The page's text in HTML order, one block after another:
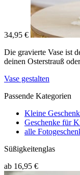
34,95 €
Die gravierte Vase ist
deinen Osterstrauß
Vase gestalten
Passende Kategorien
Kleine
Geschenke für
alle
Süßigkeitenglas
ab 16,95 €